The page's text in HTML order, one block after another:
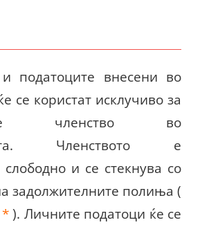
податоците внесени во
се користат исклучиво за
членство во
Членството е
и се стекнува со
задолжителните полиња (
*). Личните податоци ќе се